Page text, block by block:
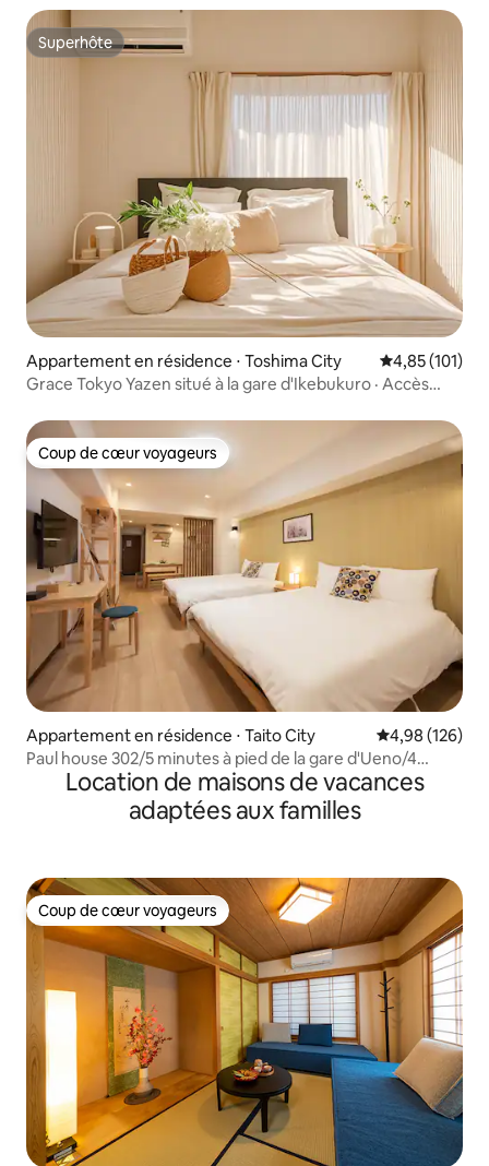
haut débit gratuit/bâtiment avec
ascenseur/communication en japonais, anglais et chinois
Superhôte
Superhôte
Appartement en résidence ⋅ Toshima City Évaluation
4,85 (101)
Grace Tokyo Yazen situé à la gare d'Ikebukuro · Accès
idéal pour les voyages et les voyages d'affaires
Coup de cœur voyageurs
Coup de cœur voyageurs
Appartement en résidence ⋅ Taito City Évaluation
4,98 (126)
Paul house 302/5 minutes à pied de la gare d'Ueno/4
minutes d'Okachimachi/accès direct à Narita/Internet
haut débit gratuit/bâtiment avec
ascenseur/communication en japonais, anglais et chinois
Location de maisons de vacances
adaptées aux familles
Coup de cœur voyageurs
Coup de cœur voyageurs